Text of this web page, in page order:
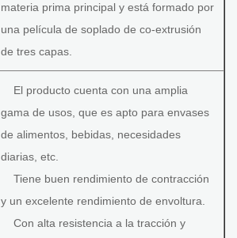
materia prima principal y está formado por
una película de soplado de co-extrusión
de tres capas.
El producto cuenta con una amplia
gama de usos, que es apto para envases
de alimentos, bebidas, necesidades
diarias, etc.
Tiene buen rendimiento de contracción
y un excelente rendimiento de envoltura.
Con alta resistencia a la tracción y